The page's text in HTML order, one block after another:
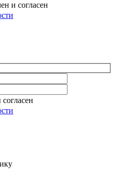
и согласен